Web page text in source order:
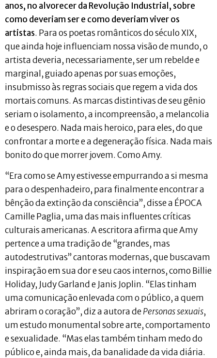
anos, no alvorecer da Revolução Industrial, sobre
como deveriam ser e como deveriam viver os
artistas. Para os poetas românticos do século XIX,
que ainda hoje influenciam nossa visão de mundo, o
artista deveria, necessariamente, ser um rebelde e
marginal, guiado apenas por suas emoções,
insubmisso às regras sociais que regem a vida dos
mortais comuns. As marcas distintivas de seu gênio
seriam o isolamento, a incompreensão, a melancolia
e o desespero. Nada mais heroico, para eles, do que
confrontar a morte e a degeneração física. Nada mais
bonito do que morrer jovem. Como Amy.
“Era como se Amy estivesse empurrando a si mesma
para o despenhadeiro, para finalmente encontrar a
bênção da extinção da consciência”, disse a ÉPOCA
Camille Paglia, uma das mais influentes críticas
culturais americanas. A escritora afirma que Amy
pertence a uma tradição de “grandes, mas
autodestrutivas” cantoras modernas, que buscavam
inspiração em sua dor e seu caos internos, como Billie
Holiday, Judy Garland e Janis Joplin. “Elas tinham
uma comunicação enlevada com o público, a quem
abriram o coração”, diz a autora dePersonas sexuais,
um estudo monumental sobre arte, comportamento
e sexualidade. “Mas elas também tinham medo do
público e, ainda mais, da banalidade da vida diária.